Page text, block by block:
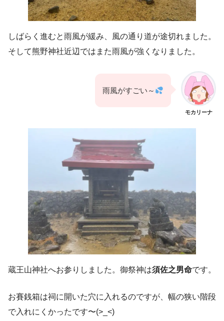
しばらく進むと雨風が緩み、風の通り道が途切れました。
そして熊野神社近辺ではまた雨風が強くなりました。
モカリーナ
雨風がすごい～
蔵王山神社へお参りしました。御祭神は須佐之男命です。
お賽銭箱は祠に開いた穴に入れるのですが、幅の狭い階段
で入れにくかったです〜(>_<)